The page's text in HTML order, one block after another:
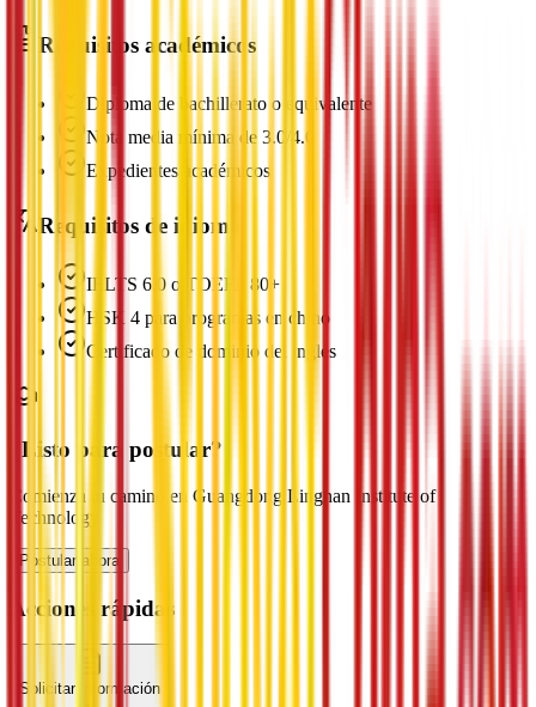
Requisitos académicos
Diploma de bachillerato o equivalente
Nota media mínima de 3.0/4.0
Expedientes académicos
Requisitos de idioma
IELTS 6.0 o TOEFL 80+
HSK 4 para programas en chino
Certificado de dominio del inglés
¿Listo para postular?
Comienza tu camino en Guangdong Lingnan Institute of
Technology
Postular ahora
Acciones rápidas
Solicitar información